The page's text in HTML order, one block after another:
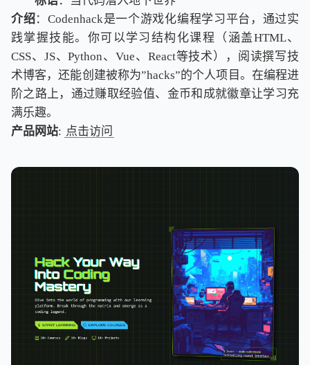
介绍：Codenhack是一个游戏化编程学习平台，通过实
践掌握技能。你可以学习结构化课程（涵盖HTML、
CSS、JS、Python、Vue、React等技术），阅读撰写技
术博客，还能创建被称为”hacks”的个人项目。在编程进
阶之路上，通过赚取经验值、金币和成就徽章让学习充
满乐趣。
产品网站: 点击访问